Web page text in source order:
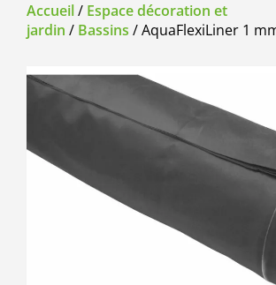
Accueil/ Espace décoration et
jardin / Bassins / AquaFlexiLiner 1